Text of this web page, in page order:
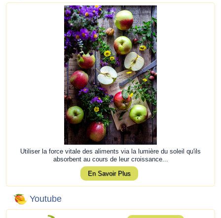
Utiliser la force vitale des aliments via la lumière du soleil qu'ils
absorbent au cours de leur croissance...
En Savoir Plus
Youtube